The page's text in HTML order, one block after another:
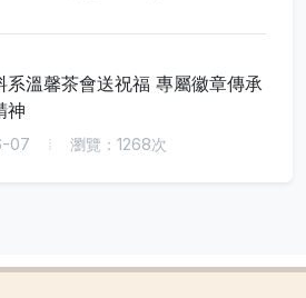
系溫馨茶會送祝福 專屬徽章傳承
神
07 瀏覽：1268次